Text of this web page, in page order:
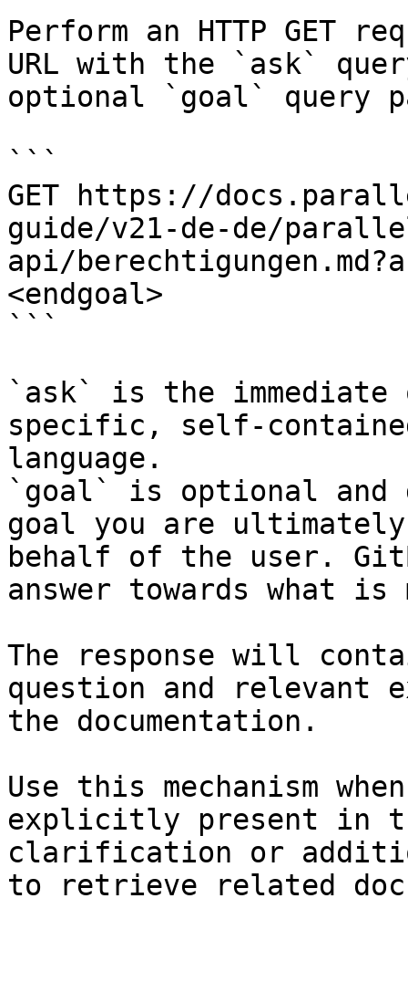
Perform an HTTP GET
URL with the `ask`
optional `goal` query
```
GET https://
guide/v21-de-de/
api/
<endgoal>
```
`ask` is the
specific, self-
language.
`goal` is optional and
goal you are
behalf of the user.
answer towards what
The response will
question and relevant
the documentation.
Use this mechanism
explicitly present in
clarification or